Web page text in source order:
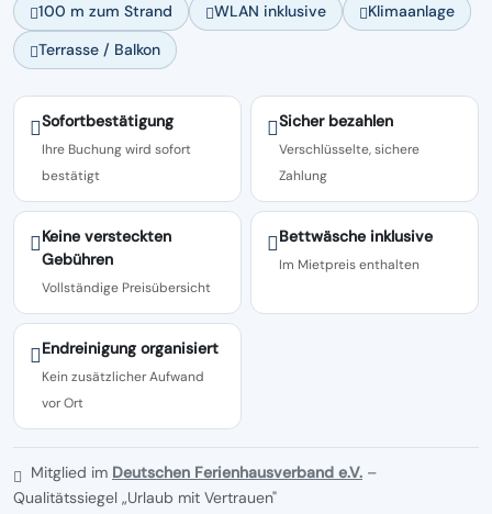
100 m zum Strand WLAN inklusive
Klimaanlage
Terrasse / Balkon
Sofortbestätigung
Ihre Buchung wird sofort
bestätigt
Sicher bezahlen
Verschlüsselte, sichere
Zahlung
Keine versteckten
Gebühren
Vollständige Preisübersicht
Bettwäsche inklusive
Im Mietpreis enthalten
Endreinigung organisiert
Kein zusätzlicher Aufwand
vor Ort
Mitglied im Deutschen Ferienhausverband e.V. –
Qualitätssiegel „Urlaub mit Vertrauen"